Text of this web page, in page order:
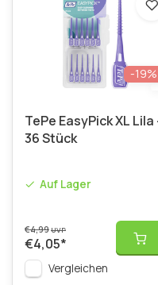
-19%
TePe EasyPick XL Lila
36 Stück
Auf Lager
€4,99UVP
€4,05*
Vergleichen